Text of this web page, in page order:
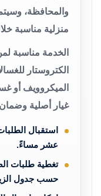
والمحافظة،
منزلية مناسبة
الخدمة مناسبة
الكتروستار
الميكروويف أو
غيار أصلية
استقبال
عشر مساءً.
تغطية طلبات
حسب جدول